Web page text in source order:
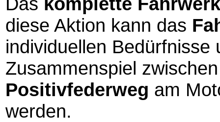
diese Aktion kann das
individuellen Bedürfnisse
Zusammenspiel
Positivfederweg am
werden.